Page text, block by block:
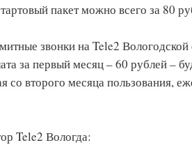
пакет можно всего за 80
звонки на Tele2 Вологодской
за первый месяц – 60 рублей –
со второго месяца пользования,
Tele2 Вологда: